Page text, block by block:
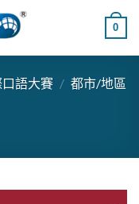
0
語大賽 / 都市/地區